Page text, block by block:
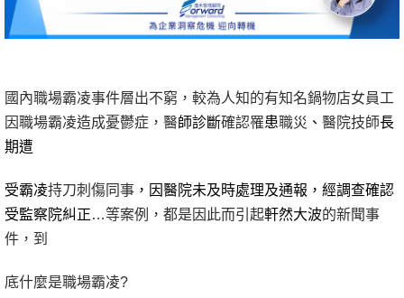
國內職場霸凌事件層出不窮，較為人知的有知名鍋物店女員工
因職場霸凌造成憂鬱症，醫師診斷確認罹患職災 、 醫院技師長
期遭
受霸凌持刀刺傷同事 ，因醫院未及時處理及通報，經調查確認
受監察院糾正…等案例，都是因此而引起軒然大波的新聞事
件，到
底什麼是職場霸凌?